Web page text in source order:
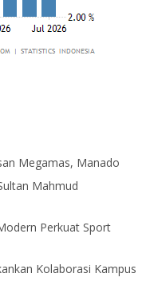
Megamas, Manado
Mahmud
Perkuat Sport
Kolaborasi Kampus